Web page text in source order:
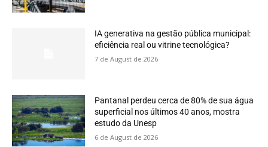
IA generativa na gestão pública municipal:
eficiência real ou vitrine tecnológica?
7 de August de 2026
Pantanal perdeu cerca de 80% de sua água
superficial nos últimos 40 anos, mostra
estudo da Unesp
6 de August de 2026